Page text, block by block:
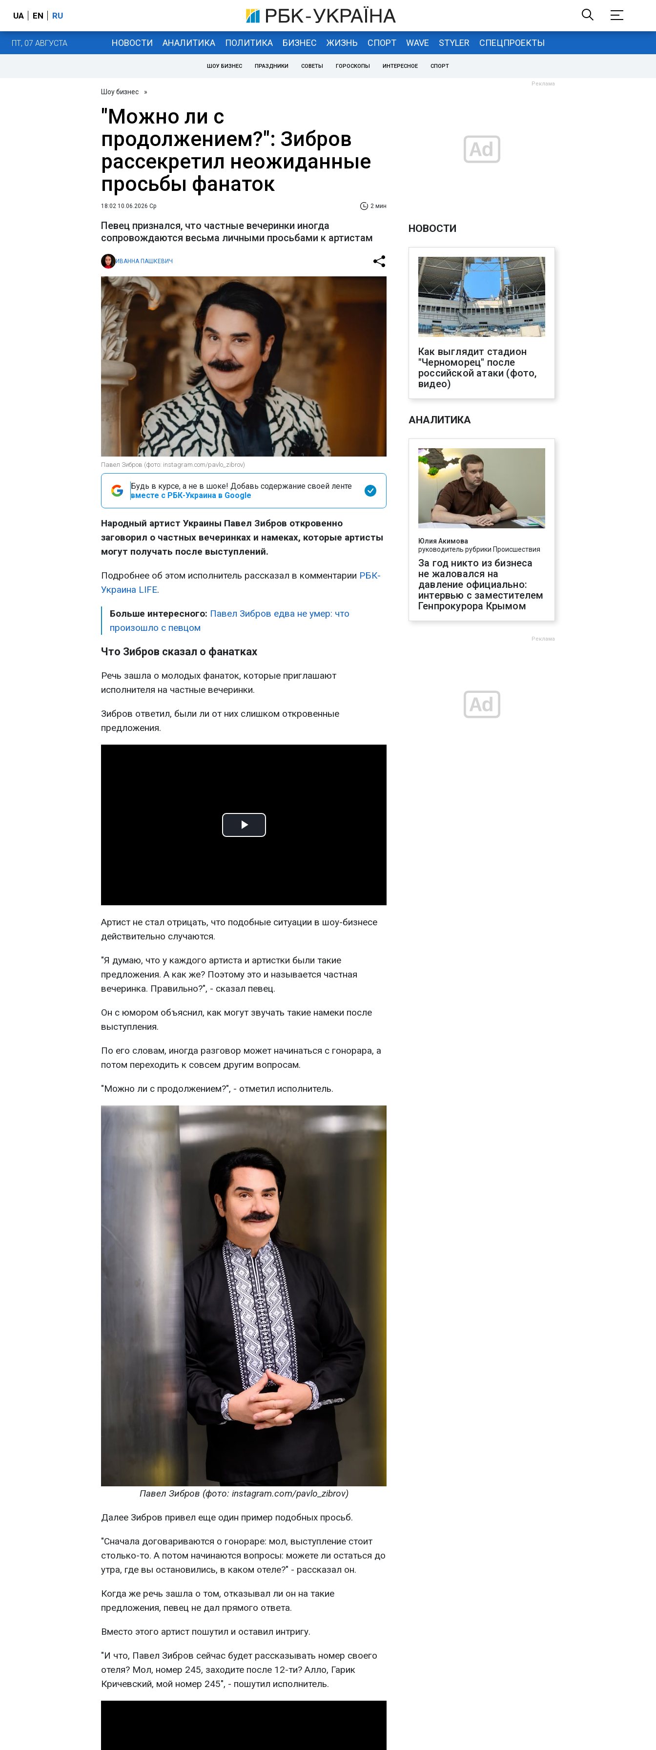
UA EN RU
ПТ, 07 АВГУСТА НОВОСТИ АНАЛИТИКА ПОЛИТИКА БИЗНЕС ЖИЗНЬ СПОРТ WAVE STYLER СПЕЦПРОЕКТЫ
ШОУ БИЗНЕС ПРАЗДНИКИ СОВЕТЫ ГОРОСКОПЫ ИНТЕРЕСНОЕ СПОРТ
Шоу бизнес »
"Можно ли с
продолжением?": Зибров
рассекретил неожиданные
просьбы фанаток
18:02 10.06.2026 Ср 2 мин
Певец признался, что частные вечеринки иногда
сопровождаются весьма личными просьбами к артистам
ИВАННА ПАШКЕВИЧ
Павел Зибров (фото: instagram.com/pavlo_zibrov)
Будь в курсе, а не в шоке! Добавь содержание своей ленте
вместе с РБК-Украина в Google
Народный артист Украины Павел Зибров откровенно
заговорил о частных вечеринках и намеках, которые артисты
могут получать после выступлений.
Подробнее об этом исполнитель рассказал в комментарии РБК-
Украина LIFE.
Больше интересного: Павел Зибров едва не умер: что
произошло с певцом
Что Зибров сказал о фанатках
Речь зашла о молодых фанаток, которые приглашают
исполнителя на частные вечеринки.
Зибров ответил, были ли от них слишком откровенные
предложения.
Play
Артист не стал отрицать, что подобные ситуации в шоу-бизнесе
действительно случаются.
"Я думаю, что у каждого артиста и артистки были такие
предложения. А как же? Поэтому это и называется частная
вечеринка. Правильно?", - сказал певец.
Он с юмором объяснил, как могут звучать такие намеки после
выступления.
По его словам, иногда разговор может начинаться с гонорара, а
потом переходить к совсем другим вопросам.
"Можно ли с продолжением?", - отметил исполнитель.
Павел Зибров (фото: instagram.com/pavlo_zibrov)
Далее Зибров привел еще один пример подобных просьб.
"Сначала договариваются о гонораре: мол, выступление стоит
столько-то. А потом начинаются вопросы: можете ли остаться до
утра, где вы остановились, в каком отеле?" - рассказал он.
Когда же речь зашла о том, отказывал ли он на такие
предложения, певец не дал прямого ответа.
Вместо этого артист пошутил и оставил интригу.
"И что, Павел Зибров сейчас будет рассказывать номер своего
отеля? Мол, номер 245, заходите после 12-ти? Алло, Гарик
Кричевский, мой номер 245", - пошутил исполнитель.
НОВОСТИ
Как выглядит стадион
"Черноморец" после
российской атаки (фото,
видео)
АНАЛИТИКА
Юлия Акимова
руководитель рубрики Происшествия
За год никто из бизнеса
не жаловался на
давление официально:
интервью с заместителем
Генпрокурора Крымом